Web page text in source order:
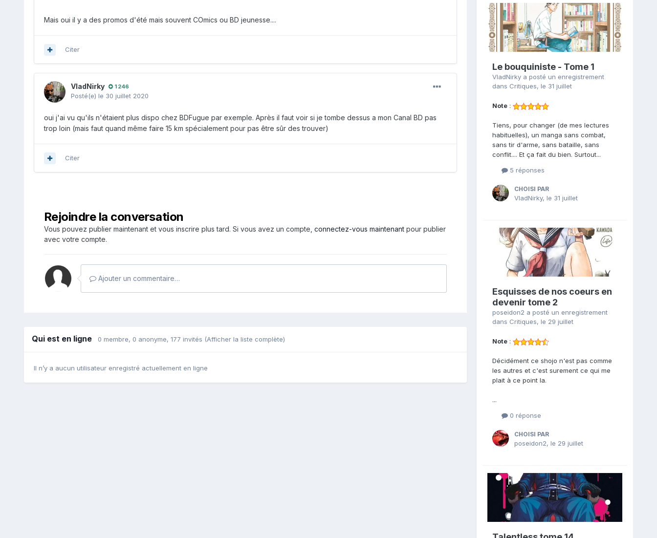
Mais oui il y a des promos d'été mais souvent COmics ou BD jeunesse....
Citer
VladNirky 1 246
Posté(e) le 30 juillet 2020
oui j'ai vu qu'ils n'étaient plus dispo chez BDFugue par exemple. Après il faut voir si je tombe dessus a mon Canal BD pas
trop loin (mais faut quand même faire 15 km spécialement pour pas être sûr des trouver)
Citer
Rejoindre la conversation
Vous pouvez publier maintenant et vous inscrire plus tard. Si vous avez un compte, connectez-vous maintenantpour publier
avec votre compte.
Ajouter un commentaire…
Qui est en ligne 0 membre, 0 anonyme, 177 invités (Afficher la liste complète)
Il n’y a aucun utilisateur enregistré actuellement en ligne
Le bouquiniste - Tome 1
VladNirkya posté un enregistrement
dans Critiques, le 31 juillet
Note:
Tiens, pour changer (de mes lectures
habituelles), un manga sans combat,
sans tir d'arme, sans bataille, sans
conflit.... Et ça fait du bien. Surtout...
5 réponses
CHOISI PAR
VladNirky, le 31 juillet
Esquisses de nos coeurs en
devenir tome 2
poseidon2 a posté un enregistrement
dans Critiques, le 29 juillet
Note:
Décidément ce shojo n'est pas comme
les autres et c'est surement ce qui me
plait à ce point la.
...
0 réponse
CHOISI PAR
poseidon2, le 29 juillet